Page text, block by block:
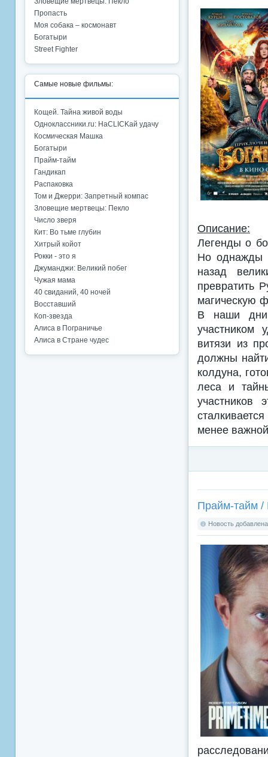
Описание:
Легенды о
Но однажды
назад
превратить
магическую
В наши дни
участником
витязи из
должны
колдуна,
леса и
участников
менее
Прайм-тайм /
Новость
Пропасть
Моя собака – космонавт
Богатыри
Street Fighter
Самые новые фильмы:
Кощей. Тайна живой воды
Одноклассники.ru: НаCLICKай удачу
Космическая Машка
Богатыри
Прайм-тайм
Гандикап
Распаковка
Том и Джерри: Запретный компас
Зловещие мертвецы: Пекло
Число зверя
Кит: Во тьме глубин
Хитрый койот
Рокки - это я
Джуманджи: Великий побег
Чужая мама
40 свиданий, 40 ночей
Восставший
Коп-звезда
Алиса в Пограничье
Алиса в Стране чудес